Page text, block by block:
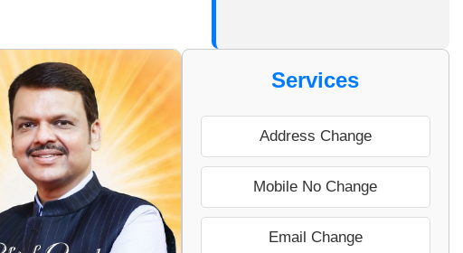
Services
Address Change
Mobile No Change
Email Change